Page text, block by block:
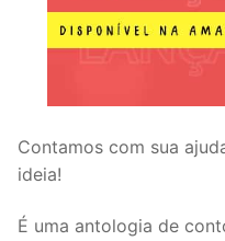
Contamos com sua
ideia!
É uma antologia de